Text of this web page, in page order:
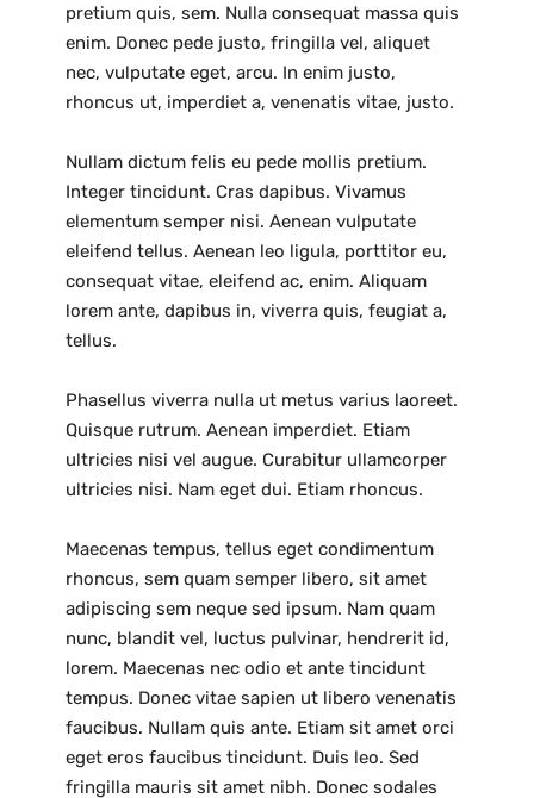
pretium quis, sem. Nulla consequat massa quis
enim. Donec pede justo, fringilla vel, aliquet
nec, vulputate eget, arcu. In enim justo,
rhoncus ut, imperdiet a, venenatis vitae, justo.
Nullam dictum felis eu pede mollis pretium.
Integer tincidunt. Cras dapibus. Vivamus
elementum semper nisi. Aenean vulputate
eleifend tellus. Aenean leo ligula, porttitor eu,
consequat vitae, eleifend ac, enim. Aliquam
lorem ante, dapibus in, viverra quis, feugiat a,
tellus.
Phasellus viverra nulla ut metus varius laoreet.
Quisque rutrum. Aenean imperdiet. Etiam
ultricies nisi vel augue. Curabitur ullamcorper
ultricies nisi. Nam eget dui. Etiam rhoncus.
Maecenas tempus, tellus eget condimentum
rhoncus, sem quam semper libero, sit amet
adipiscing sem neque sed ipsum. Nam quam
nunc, blandit vel, luctus pulvinar, hendrerit id,
lorem. Maecenas nec odio et ante tincidunt
tempus. Donec vitae sapien ut libero venenatis
faucibus. Nullam quis ante. Etiam sit amet orci
eget eros faucibus tincidunt. Duis leo. Sed
fringilla mauris sit amet nibh. Donec sodales